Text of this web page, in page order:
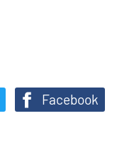
Facebook